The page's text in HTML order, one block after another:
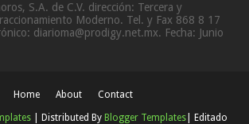
S.A. de C.V. dirección: Tercera y
Moderno. Tel. y Fax 868 8 17
diarioma@prodigy.net.mx. Fecha: Junio
Home About Contact
| Distributed By Blogger Templates| Editado